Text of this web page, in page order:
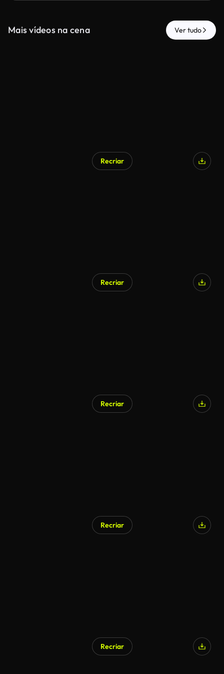
Mais vídeos na cena Ver tudo
Recriar
Recriar
Recriar
Recriar
Recriar